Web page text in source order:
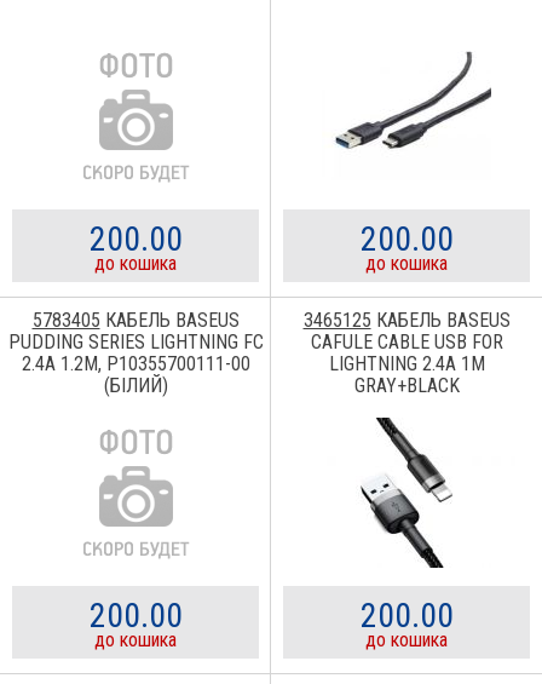
200.00
до кошика
200.00
до кошика
5783405 КАБЕЛЬ BASEUS
PUDDING SERIES LIGHTNING FC
2.4A 1.2M, P10355700111-00
(БІЛИЙ)
200.00
до кошика
3465125 КАБЕЛЬ BASEUS
CAFULE CABLE USB FOR
LIGHTNING 2.4A 1M
GRAY+BLACK
200.00
до кошика